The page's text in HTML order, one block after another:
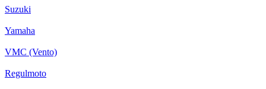
Suzuki
Yamaha
VMC (Vento)
Regulmoto